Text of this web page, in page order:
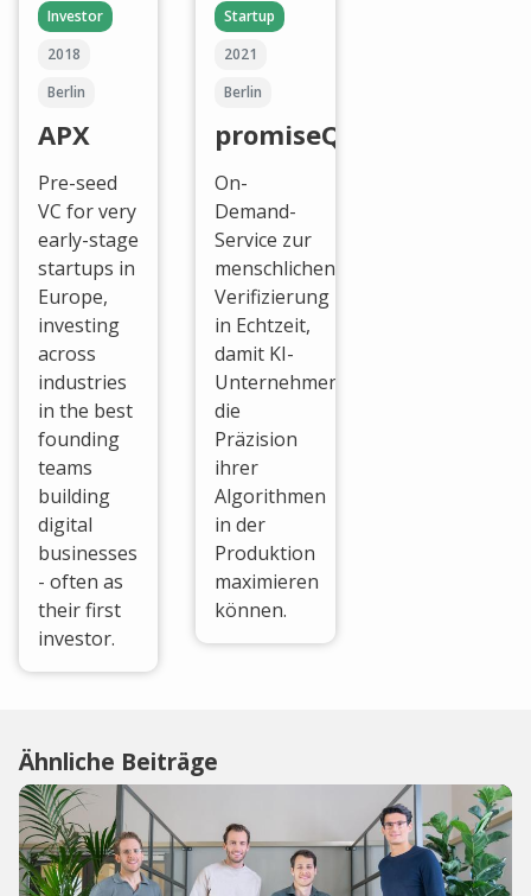
Investor
2018
Berlin
APX
Pre-seed
VC for very
early-stage
startups in
Europe,
investing
across
industries
in the best
founding
teams
building
digital
businesses
- often as
their first
investor.
Startup
2021
Berlin
promiseQ
On-
Demand-
Service zur
menschlichen
Verifizierung
in Echtzeit,
damit KI-
Unternehmen
die
Präzision
ihrer
Algorithmen
in der
Produktion
maximieren
können.
Ähnliche Beiträge